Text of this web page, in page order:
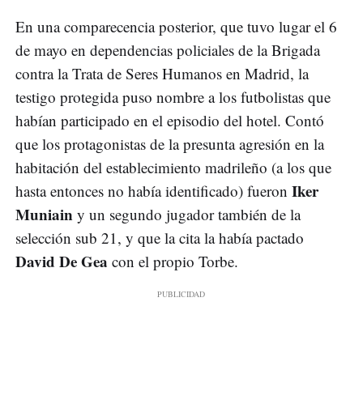
En una comparecencia posterior, que tuvo lugar el 6
de mayo en dependencias policiales de la Brigada
contra la Trata de Seres Humanos en Madrid, la
testigo protegida puso nombre a los futbolistas que
habían participado en el episodio del hotel. Contó
que los protagonistas de la presunta agresión en la
habitación del establecimiento madrileño (a los que
hasta entonces no había identificado) fueron Iker
Muniain y un segundo jugador también de la
selección sub 21, y que la cita la había pactado
David De Gea con el propio Torbe.